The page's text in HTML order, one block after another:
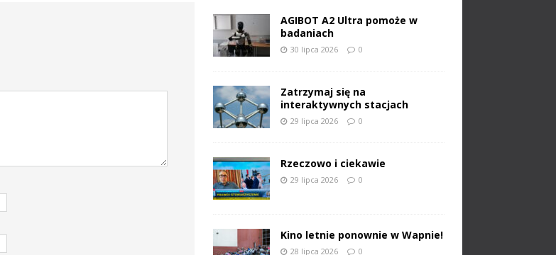
AGIBOT A2 Ultra pomoże w
badaniach
30 lipca 2026 0
Zatrzymaj się na
interaktywnych stacjach
29 lipca 2026 0
Rzeczowo i ciekawie
29 lipca 2026 0
Kino letnie ponownie w Wapnie!
28 lipca 2026 0